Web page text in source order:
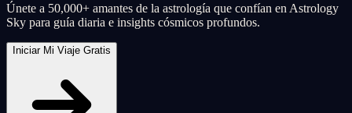
Únete a 50,000+ amantes de la astrología que confían en Astrology
Sky para guía diaria e insights cósmicos profundos.
Iniciar Mi Viaje Gratis